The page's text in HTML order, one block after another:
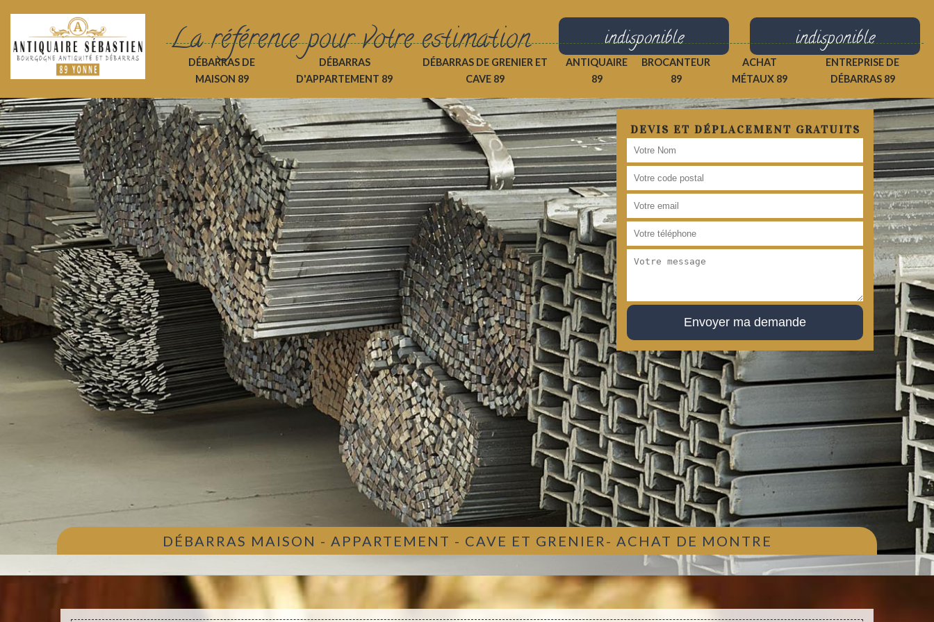
La référence pour votre estimation indisponible indisponible
DÉBARRAS DE
MAISON 89
DÉBARRAS
D'APPARTEMENT 89
DÉBARRAS DE GRENIER ET
CAVE 89
ANTIQUAIRE
89
BROCANTEUR
89
ACHAT
MÉTAUX 89
ENTREPRISE DE
DÉBARRAS 89
DEVIS ET DÉPLACEMENT GRATUITS
DÉBARRAS MAISON - APPARTEMENT - CAVE ET GRENIER- ACHAT DE MONTRE